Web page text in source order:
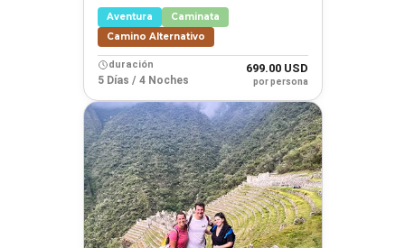
Aventura
Caminata
Camino Alternativo
duración
5 Días / 4 Noches
699.00 USD
por persona